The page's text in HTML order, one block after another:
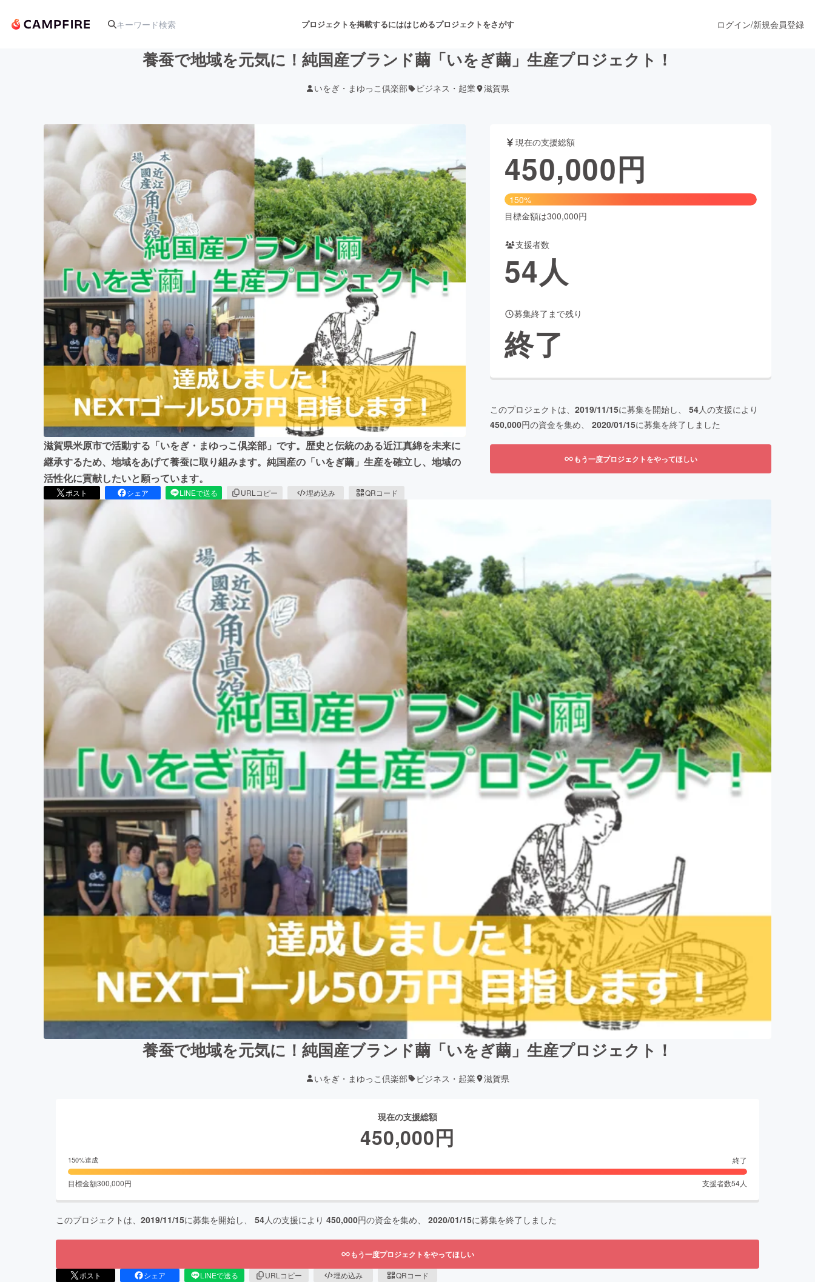
プロジェクトを掲載するにははじめるプロジェクトをさがす
アート・写真 舞台・パフォーマンス
テクノロジー・ガジェット ゲーム・サービス開発 フード・飲食店 ファッション
映像・映画 書籍・雑誌出版 アニメ・漫画
ビジネス・起業 チャレンジ ビューティー・ヘルスケア
まちづくり・地域活性化
CAMPFIRE for Social Good
CAMPFIREふるさと納税machi-ya
ログイン/新規会員登録
養蚕で地域を元気に！純国産ブランド繭「いをぎ繭」生産プロジェクト！
いをぎ・まゆっこ倶楽部 ビジネス・起業 滋賀県
滋賀県米原市で活動する「いをぎ・まゆっこ倶楽部」です。歴史と伝統のある近江真綿を未来に
継承するため、地域をあげて養蚕に取り組みます。純国産の「いをぎ繭」生産を確立し、地域の
活性化に貢献したいと願っています。
ポスト シェア LINEで送る URLコピー 埋め込み QRコード
現在の支援総額
450,000円
150%
目標金額は300,000円
支援者数
54人
募集終了まで残り
終了
このプロジェクトは、 2019/11/15に募集を開始し、 54人の支援により
450,000円の資金を集め、 2020/01/15に募集を終了しました
もう一度プロジェクトをやってほしい
養蚕で地域を元気に！純国産ブランド繭「いをぎ繭」生産プロジェクト！
いをぎ・まゆっこ倶楽部 ビジネス・起業 滋賀県
現在の支援総額
450,000円
150%達成 終了
目標金額300,000円 支援者数54人
このプロジェクトは、 2019/11/15に募集を開始し、 54人の支援により 450,000円の資金を集め、 2020/01/15に募集を終了しました
もう一度プロジェクトをやってほしい
ポスト シェア LINEで送る URLコピー 埋め込み QRコード